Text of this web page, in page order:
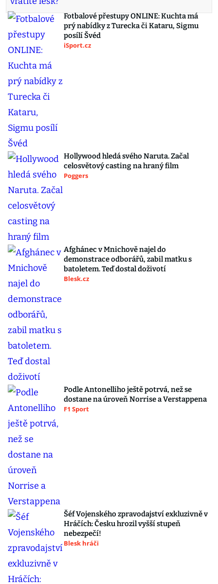
Fotbalové přestupy ONLINE: Kuchta má
prý nabídky z Turecka či Kataru, Sigmu
posílí Švéd
iSport.cz
Hollywood hledá svého Naruta. Začal
celosvětový casting na hraný film
Poggers
Afghánec v Mnichově najel do
demonstrace odborářů, zabil matku s
batoletem. Teď dostal doživotí
Blesk.cz
Podle Antonelliho ještě potrvá, než se
dostane na úroveň Norrise a Verstappena
F1 Sport
Šéf Vojenského zpravodajství exkluzivně v
Hráčích: Česku hrozil vyšší stupeň
nebezpečí!
Blesk hráči